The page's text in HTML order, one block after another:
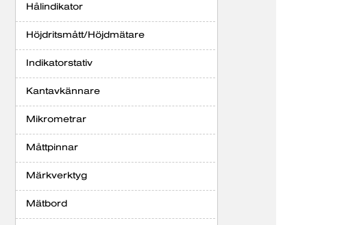
Hålindikator
Höjdritsmått/Höjdmätare
Indikatorstativ
Kantavkännare
Mikrometrar
Måttpinnar
Märkverktyg
Mätbord